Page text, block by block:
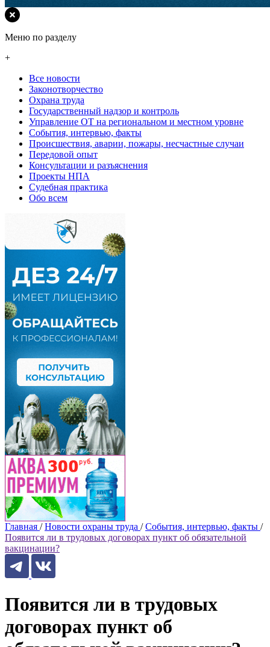
Меню по разделу
+
Все новости
Законотворчество
Охрана труда
Государственный надзор и контроль
Управление ОТ на региональном и местном уровне
События, интервью, факты
Происшествия, аварии, пожары, несчастные случаи
Передовой опыт
Консультации и разъяснения
Проекты НПА
Судебная практика
Обо всем
Главная / Новости охраны труда / События, интервью, факты /
Появится ли в трудовых договорах пункт об обязательной
вакцинации?
Появится ли в трудовых
договорах пункт об